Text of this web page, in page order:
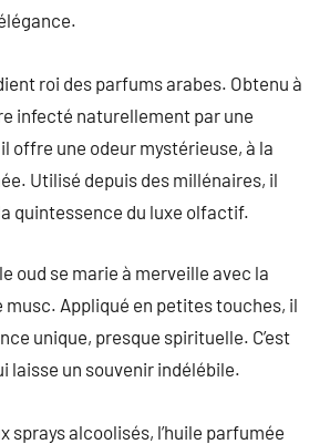
roi des parfums arabes. Obtenu à
infecté naturellement par une
offre une odeur mystérieuse, à la
Utilisé depuis des millénaires, il
quintessence du luxe olfactif.
oud se marie à merveille avec la
musc. Appliqué en petites touches, il
unique, presque spirituelle. C’est
laisse un souvenir indélébile.
sprays alcoolisés, l’huile parfumée